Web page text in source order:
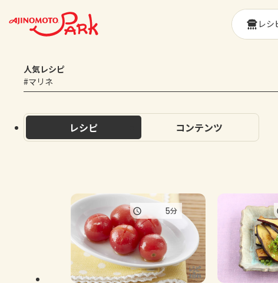
レシ
人気レシピ
#マリネ
レシピ コンテンツ
5分